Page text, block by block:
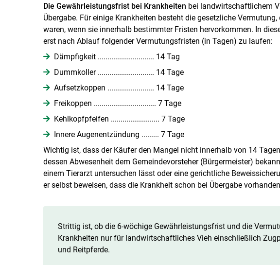
Die Gewährleistungsfrist bei Krankheiten bei landwirtschaftlichem
Übergabe. Für einige Krankheiten besteht die gesetzliche
waren, wenn sie innerhalb bestimmter Fristen hervorkommen. In
erst nach Ablauf folgender Vermutungsfristen (in Tagen) zu laufen:
Dämpfigkeit ............................. 14 Tag
Dummkoller ............................. 14 Tage
Aufsetzkoppen ........................ 14 Tage
Freikoppen ................................ 7 Tage
Kehlkopfpfeifen ......................... 7 Tage
Innere Augenentzündung ......... 7 Tage
Wichtig ist, dass der Käufer den Mangel nicht innerhalb von 14
dessen Abwesenheit dem Gemeindevorsteher (Bürgermeister)
einem Tierarzt untersuchen lässt oder eine gerichtliche
er selbst beweisen, dass die Krankheit schon bei Übergabe
Strittig ist, ob die 6-wöchige Gewährleistungsfrist und die
Krankheiten nur für landwirtschaftliches Vieh einschließlich
und Reitpferde.